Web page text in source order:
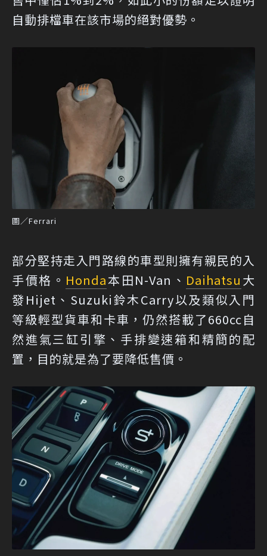
自動排檔車在該市場的絕對優勢。
圖／Ferrari
部分堅持走入門路線的車型則擁有親民的入
手價格。 Honda本田N-Van、 Daihatsu 大
發Hijet、Suzuki鈴木Carry以及類似入門
等級輕型貨車和卡車，仍然搭載了660cc自
然進氣三缸引擎、手排變速箱和精簡的配
置，目的就是為了要降低售價。